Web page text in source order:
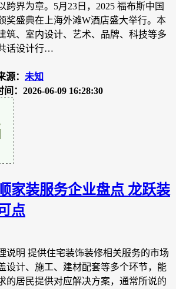
跨界为章。5月23日，2025 福布斯中国
奖盛典在上海外滩W酒店盛大举行。本
筑、室内设计、艺术、品牌、科技等多
话设计行…
源： 未知
间：2026-06-09 16:28:30
家装服务企业盘点 龙跃装
点
说明 提供住宅装饰装修相关服务的市场
设计、施工、建材配套等多个环节，能
的居民提供对应解决方案，通常所说的